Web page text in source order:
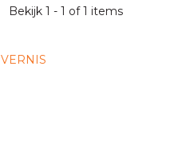
Bekijk 1 - 1 of 1 items
VERNIS